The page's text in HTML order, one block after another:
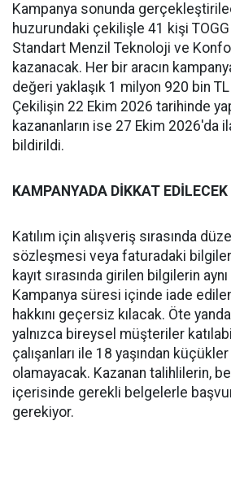
Kampanya sonunda
huzurundaki çekilişle 41 kişi TOGG
Standart Menzil Teknoloji ve
kazanacak. Her bir aracın
değeri yaklaşık 1 milyon 920 bin TL
Çekilişin 22 Ekim 2026 tarihinde
kazananların ise 27 Ekim 2026'da
bildirildi.
KAMPANYADA DİKKAT
Katılım için alışveriş sırasında
sözleşmesi veya faturadaki
kayıt sırasında girilen bilgilerin
Kampanya süresi içinde iade
hakkını geçersiz kılacak. Öte
yalnızca bireysel müşteriler
çalışanları ile 18 yaşından
olamayacak. Kazanan talihlilerin,
içerisinde gerekli belgelerle
gerekiyor.